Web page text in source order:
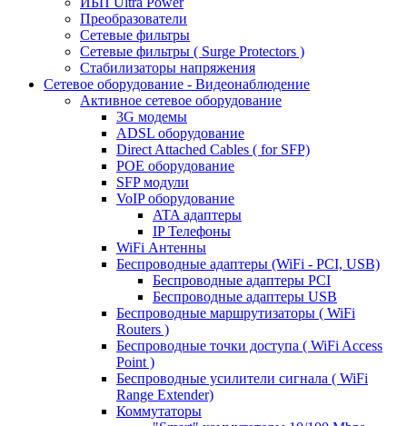
Преобразователи
Сетевые фильтры
Сетевые фильтры ( Surge Protectors )
Стабилизаторы напряжения
Сетевое оборудование - Видеонаблюдение
Активное сетевое оборудование
3G модемы
ADSL оборудование
Direct Attached Cables ( for SFP)
POE оборудование
SFP модули
VoIP оборудование
ATA адаптеры
IP Телефоны
WiFi Антенны
Беспроводные адаптеры (WiFi - PCI, USB)
Беспроводные адаптеры PCI
Беспроводные адаптеры USB
Беспроводные маршрутизаторы ( WiFi
Routers )
Беспроводные точки доступа ( WiFi Access
Point )
Беспроводные усилители сигнала ( WiFi
Range Extender)
Коммутаторы